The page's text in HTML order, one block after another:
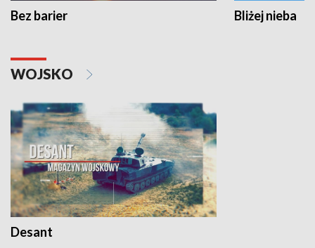
Bez barier Bliżej nieba
WOJSKO
Desant